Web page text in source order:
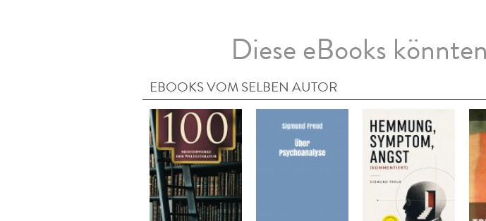
Diese eBooks
EBOOKS VOM SELBEN AUTOR